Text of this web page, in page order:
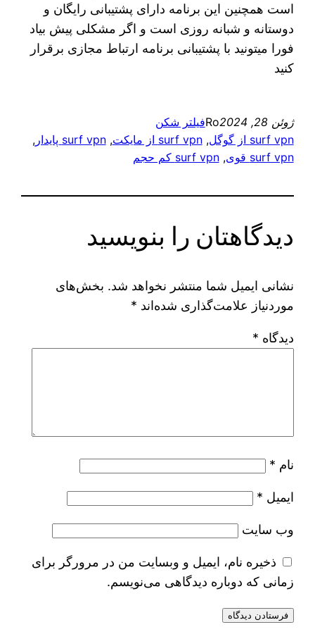
است همچنین این برنامه دارای پشتیبانی رایگان و
دوستانه و شبانه روزی است و اگر مشکلی پیش بیاد
فورا میتونید با پشتیبانی برنامه ارتباط مجازی برقرار
کنید
ژوئن 28, 2024 Roفیلتر شکن
surf vpn از گوگل
, surf vpn از مایکت , surf vpn پایدار
,
surf vpn قوی
, surf vpn کم حجم
دیدگاهتان را بنویسید
نشانی ایمیل شما منتشر نخواهد شد. بخش‌های
موردنیاز علامت‌گذاری شده‌اند *
دیدگاه *
نام *
ایمیل *
وب‌ سایت
ذخیره نام، ایمیل و وبسایت من در مرورگر برای
زمانی که دوباره دیدگاهی می‌نویسم.